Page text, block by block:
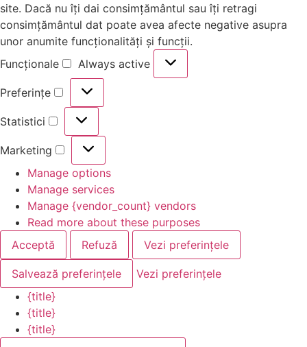
site. Dacă nu îți dai consimțământul sau îți retragi
consimțământul dat poate avea afecte negative asupra
unor anumite funcționalități și funcții.
Funcționale
Always active
Preferințe
Statistici
Marketing
Manage options
Manage services
Manage {vendor_count} vendors
Read more about these purposes
Acceptă
Refuză Vezi preferințele
Salvează preferințele
Vezi preferințele
{title}
{title}
{title}